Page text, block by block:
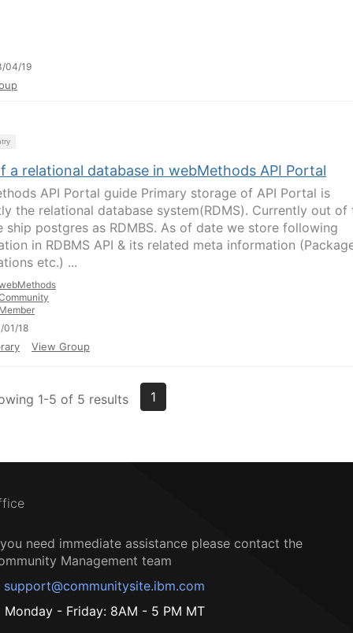
04/19
a relational database in webMethods API Portal
API Portal guide Primary storage of API Portal is
the relational database system(RDMS). Currently out of
ship postgres as RDMBS. As of date we store following
in RDBMS API & its related meta information
etc.) ...
01/18
View Group
1-5 of 5 results 1
need immediate assistance please contact the
Management team
support@communitysite.ibm.com
Monday - Friday: 8AM - 5 PM MT